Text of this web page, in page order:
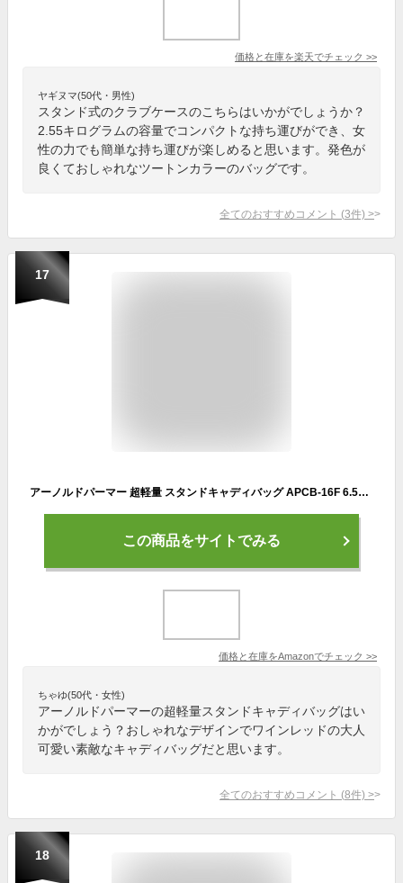
価格と在庫を楽天でチェック >>
ヤギヌマ(50代・男性)
スタンド式のクラブケースのこちらはいかがでしょうか？
2.55キログラムの容量でコンパクトな持ち運びができ、女
性の力でも簡単な持ち運びが楽しめると思います。発色が
良くておしゃれなツートンカラーのバッグです。
全てのおすすめコメント (3件) >
17
アーノルドパーマー 超軽量 スタンドキャディバッグ APCB-16F 6.5型 スタンド式 ゴルフバッグ (ワインレッド)【軽量】【Arnold Palmer】【アーノルド・パーマー】【パーマー】
この商品をサイトでみる
価格と在庫をAmazonでチェック >>
ちゃゆ(50代・女性)
アーノルドパーマーの超軽量スタンドキャディバッグはい
かがでしょう？おしゃれなデザインでワインレッドの大人
可愛い素敵なキャディバッグだと思います。
全てのおすすめコメント (8件) >
18